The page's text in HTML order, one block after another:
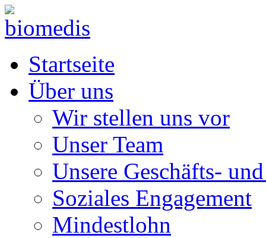
Startseite
Über uns
Wir stellen uns vor
Unser Team
Unsere Geschäfts-
Soziales Engagement
Mindestlohn